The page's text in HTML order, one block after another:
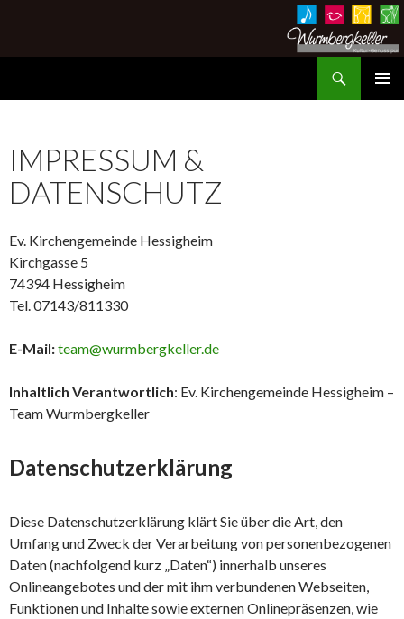
IMPRESSUM &
DATENSCHUTZ
Ev. Kirchengemeinde Hessigheim
Kirchgasse 5
74394 Hessigheim
Tel. 07143/811330
E-Mail:team@wurmbergkeller.de
Inhaltlich Verantwortlich: Ev. Kirchengemeinde Hessigheim –
Team Wurmbergkeller
Datenschutzerklärung
Diese Datenschutzerklärung klärt Sie über die Art, den
Umfang und Zweck der Verarbeitung von personenbezogenen
Daten (nachfolgend kurz „Daten“) innerhalb unseres
Onlineangebotes und der mit ihm verbundenen Webseiten,
Funktionen und Inhalte sowie externen Onlinepräsenzen, wie